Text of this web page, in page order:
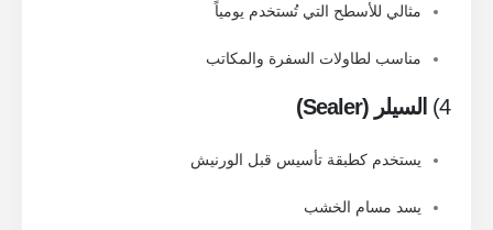
مثالي للأسطح التي تُستخدم يومياً
مناسب لطاولات السفرة والمكاتب
4) السيلر (Sealer)
يستخدم كطبقة تأسيس قبل الورنيش
يسد مسام الخشب
العنوان